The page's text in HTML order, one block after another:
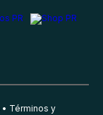
Términos y